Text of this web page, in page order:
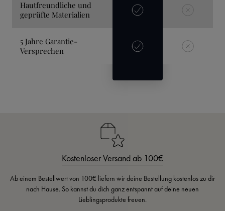
Hautfreundliche und
geprüfte Materialien
5 Jahre Garantie-
Versprechen
Kostenloser Versand ab 100€
Ab einem Bestellwert von 100€ liefern wir deine Bestellung kostenlos zu dir
nach Hause. So kannst du dich ganz entspannt auf deine neuen
Lieblingsprodukte freuen.